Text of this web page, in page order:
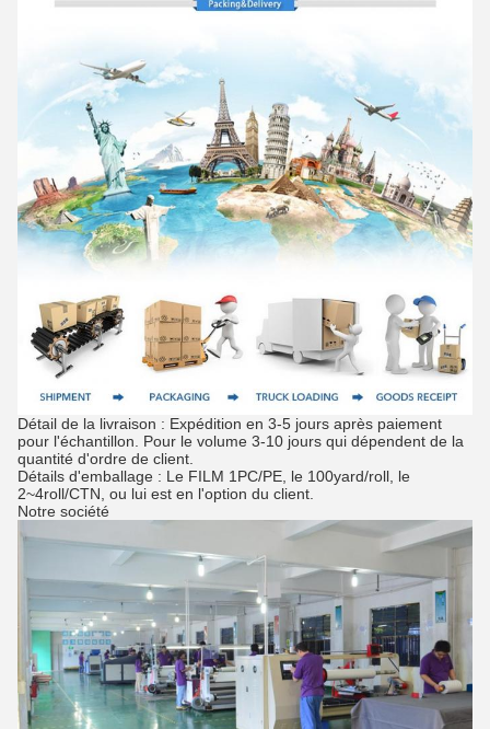
Détail de la livraison : Expédition en 3-5 jours après paiement
pour l'échantillon. Pour le volume 3-10 jours qui dépendent de la
quantité d'ordre de client.
Détails d'emballage : Le FILM 1PC/PE, le 100yard/roll, le
2~4roll/CTN, ou lui est en l'option du client.
Notre société